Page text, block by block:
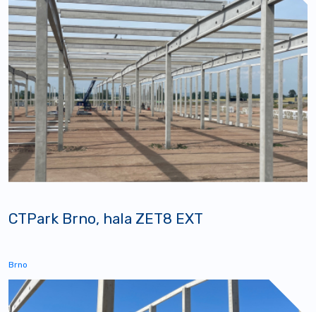
CTPark Brno, hala ZET8 EXT
Brno